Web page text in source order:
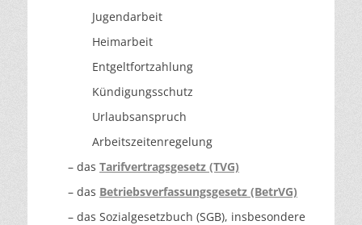
Jugendarbeit
Heimarbeit
Entgeltfortzahlung
Kündigungsschutz
Urlaubsanspruch
Arbeitszeitenregelung
– das Tarifvertragsgesetz (TVG)
– das Betriebsverfassungsgesetz (BetrVG)
– das Sozialgesetzbuch (SGB), insbesondere